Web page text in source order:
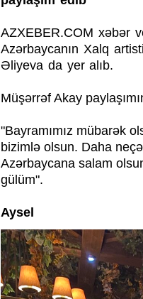
AZXEBER.COM xəbər
Azərbaycanın Xalq
Əliyeva da yer alıb.
Müşərrəf Akay
"Bayramımız mübarək
bizimlə olsun. Daha
Azərbaycana salam
gülüm".
Aysel